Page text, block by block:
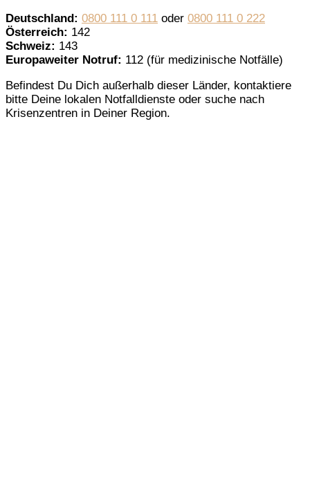
Deutschland: 0800 111 0 111 oder 0800 111 0 222
Österreich: 142
Schweiz: 143
Europaweiter Notruf: 112 (für medizinische Notfälle)
Befindest Du Dich außerhalb dieser Länder, kontaktiere
bitte Deine lokalen Notfalldienste oder suche nach
Krisenzentren in Deiner Region.